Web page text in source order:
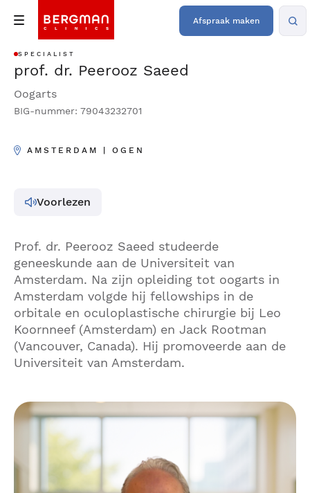
Afspraak maken
SPECIALIST
prof. dr. Peerooz Saeed
Oogarts
BIG-nummer: 79043232701
AMSTERDAM | OGEN
Voorlezen
Prof. dr. Peerooz Saeed studeerde
geneeskunde aan de Universiteit van
Amsterdam. Na zijn opleiding tot oogarts in
Amsterdam volgde hij fellowships in de
orbitale en oculoplastische chirurgie bij Leo
Koornneef (Amsterdam) en Jack Rootman
(Vancouver, Canada). Hij promoveerde aan de
Universiteit van Amsterdam.